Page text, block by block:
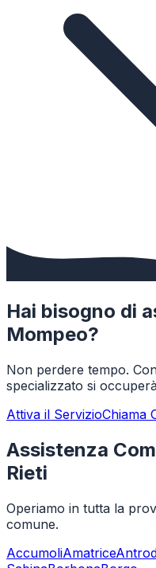
Hai bisogno di
Mompeo?
Non perdere tempo.
specializzato si
Attiva il ServizioChiama
Assistenza
Rieti
Operiamo in tutta la
comune.
AccumoliAmatrice